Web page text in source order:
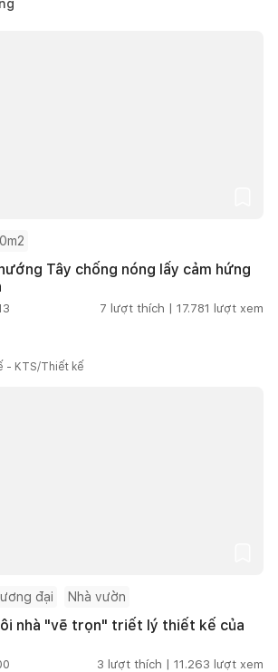
Tây chống nóng lấy cảm hứng
7 lượt thích | 17.781 lượt xem
- KTS/Thiết kế
đại Nhà vườn
nhà "vẽ trọn" triết lý thiết kế của
3 lượt thích | 11.263 lượt xem